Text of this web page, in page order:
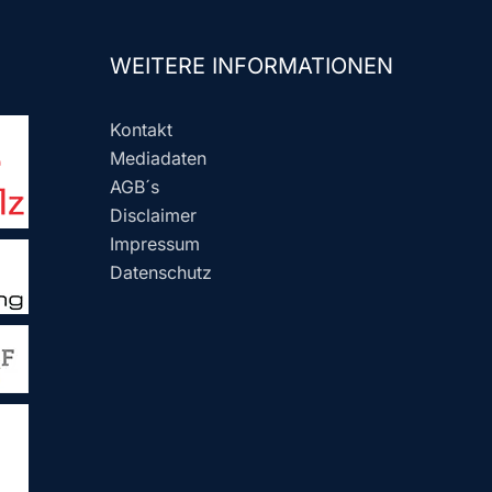
WEITERE INFORMATIONEN
Kontakt
Mediadaten
AGB´s
Disclaimer
Impressum
Datenschutz